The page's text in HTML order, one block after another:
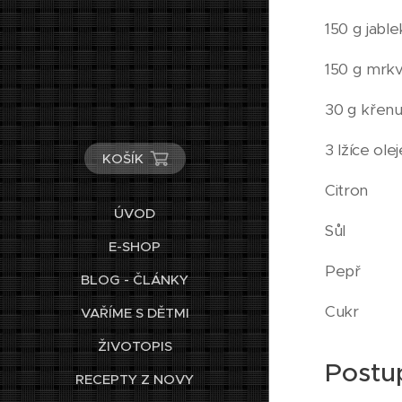
KOŠÍK
ÚVOD
E-SHOP
BLOG - ČLÁNKY
VAŘÍME S DĚTMI
ŽIVOTOPIS
RECEPTY Z NOVY
150 g
150 g
30 g křenu
3 lžíce
Citron
Sůl
Pepř
Cukr